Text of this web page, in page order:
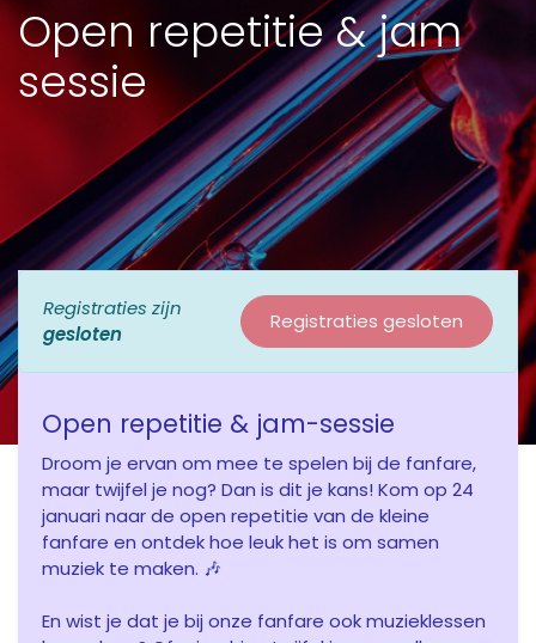
Open repetitie & jam
sessie
Registraties zijn
gesloten
Registraties gesloten
Open repetitie & jam-sessie
Droom je ervan om mee te spelen bij de fanfare,
maar twijfel je nog? Dan is dit je kans! Kom op 24
januari naar de open repetitie van de kleine
fanfare en ontdek hoe leuk het is om samen
muziek te maken. 🎶
En wist je dat je bij onze fanfare ook muzieklessen